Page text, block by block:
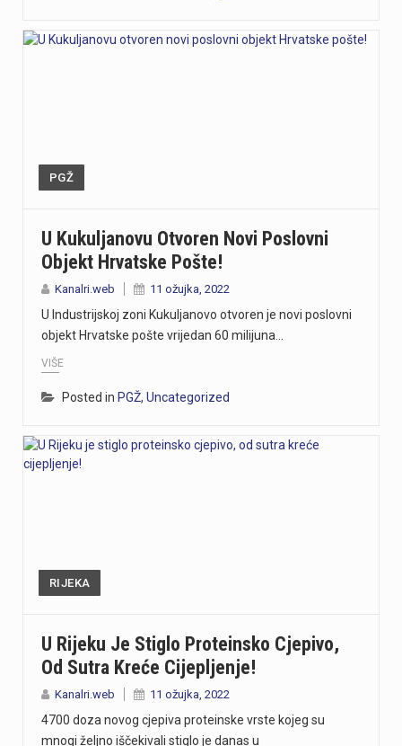
PGŽ
U Kukuljanovu Otvoren Novi Poslovni
Objekt Hrvatske Pošte!
Kanalri.web 11 ožujka, 2022
U Industrijskoj zoni Kukuljanovo otvoren je novi poslovni
objekt Hrvatske pošte vrijedan 60 milijuna…
VIŠE
Posted in PGŽ, Uncategorized
RIJEKA
U Rijeku Je Stiglo Proteinsko Cjepivo,
Od Sutra Kreće Cijepljenje!
Kanalri.web 11 ožujka, 2022
4700 doza novog cjepiva proteinske vrste kojeg su
mnogi željno iščekivali stiglo je danas u